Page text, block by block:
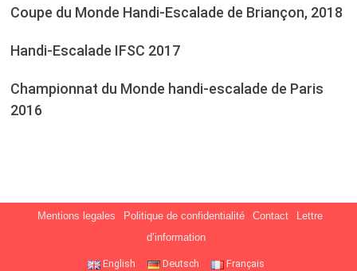
Coupe du Monde Handi-Escalade de Briançon, 2018
Handi-Escalade IFSC 2017
Championnat du Monde handi-escalade de Paris
2016
Mentions legales Politique de confidentialité Contact
Lettre
d’information
English Deutsch Français